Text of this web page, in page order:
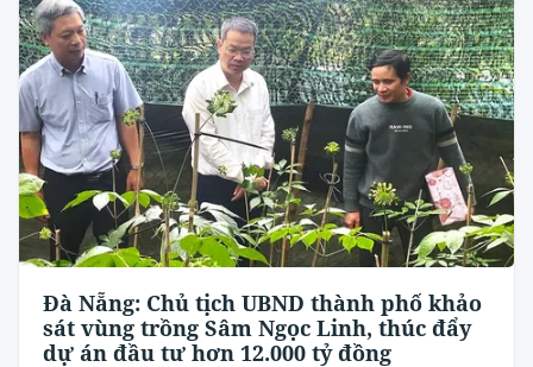
Đà Nẵng: Chủ tịch UBND thành phố khảo
sát vùng trồng Sâm Ngọc Linh, thúc đẩy
dự án đầu tư hơn 12.000 tỷ đồng